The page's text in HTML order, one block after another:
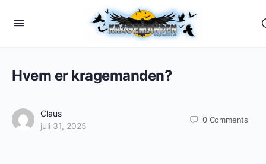
Hvem er kragemanden?
Claus
juli 31, 2025
0 Comments